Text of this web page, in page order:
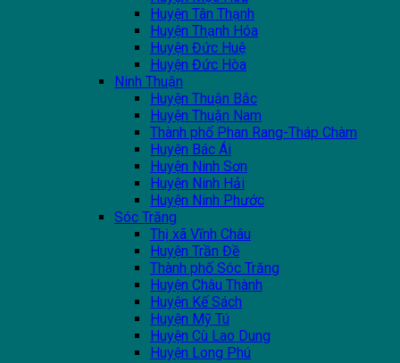
Huyện Tân Thạnh
Huyện Thạnh Hóa
Huyện Đức Huệ
Huyện Đức Hòa
Ninh Thuận
Huyện Thuận Bắc
Huyện Thuận Nam
Thành phố Phan Rang-Tháp Chàm
Huyện Bác Ái
Huyện Ninh Sơn
Huyện Ninh Hải
Huyện Ninh Phước
Sóc Trăng
Thị xã Vĩnh Châu
Huyện Trần Đề
Thành phố Sóc Trăng
Huyện Châu Thành
Huyện Kế Sách
Huyện Mỹ Tú
Huyện Cù Lao Dung
Huyện Long Phú